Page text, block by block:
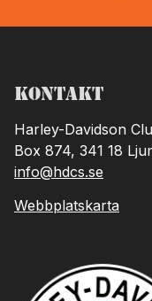
Kontakt
Harley-Davidson
Box 874, 341 18
info@hdcs.se
Webbplatskarta